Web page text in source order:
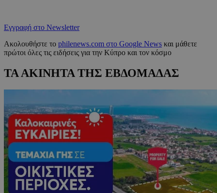
Εγγραφή στο Newsletter
Ακολουθήστε το philenews.com στο Google News και μάθετε
πρώτοι όλες τις ειδήσεις για την Κύπρο και τον κόσμο
ΤΑ ΑΚΙΝΗΤΑ ΤΗΣ ΕΒΔΟΜΑΔΑΣ